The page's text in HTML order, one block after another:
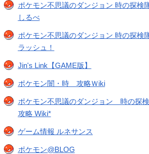
ポケモン不思議のダンジョン 時の探検
しるべ
ポケモン不思議のダンジョン 時の探検
ラッシュ！
Jin's Link【GAME版】
ポケモン闇・時 攻略Ｗiki
ポケモン不思議のダンジョン 時の探
攻略 Wiki*
ゲーム情報 ルネサンス
ポケモン@BLOG